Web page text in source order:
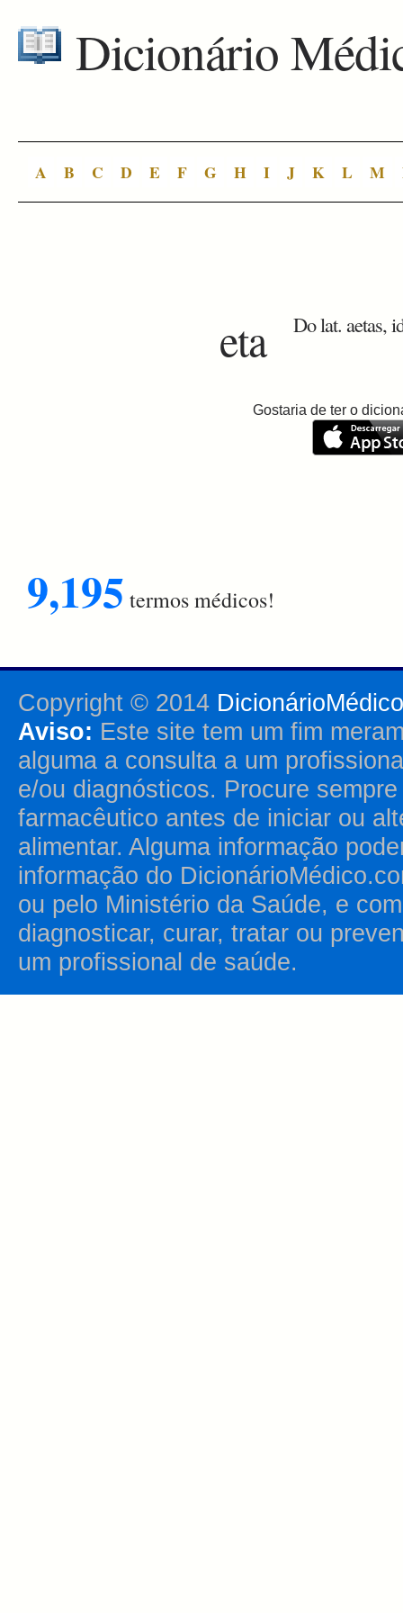
Dicionário
A B C D E F G H I J K L M
eta Do lat. aetas,
Gostaria de ter o
9,195 termos médicos!
Copyright © 2014
Aviso: Este site tem um fim
alguma a consulta a um
e/ou diagnósticos. Procure
farmacêutico antes de iniciar ou
alimentar. Alguma informação
informação do
ou pelo Ministério da Saúde, e
diagnosticar, curar, tratar ou
um profissional de saúde.